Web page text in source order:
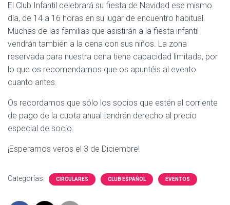
El Club Infantil celebrará su fiesta de Navidad ese mismo
día, de 14 a 16 horas en su lugar de encuentro habitual.
Muchas de las familias que asistirán a la fiesta infantil
vendrán también a la cena con sus niños. La zona
reservada para nuestra cena tiene capacidad limitada, por
lo que os recomendamos que os apuntéis al evento
cuanto antes.
Os recordamos que sólo los socios que estén al corriente
de pago de la cuota anual tendrán derecho al precio
especial de socio.
¡Esperamos veros el 3 de Diciembre!
Categorías: CIRCULARES CLUB ESPAÑOL EVENTOS